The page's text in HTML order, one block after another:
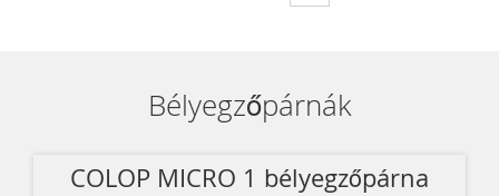
Bélyegzőpárnák
COLOP MICRO 1 bélyegzőpárna